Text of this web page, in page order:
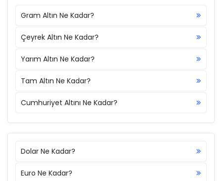
Gram Altın Ne Kadar?
Çeyrek Altın Ne Kadar?
Yarım Altın Ne Kadar?
Tam Altın Ne Kadar?
Cumhuriyet Altını Ne Kadar?
Dolar Ne Kadar?
Euro Ne Kadar?